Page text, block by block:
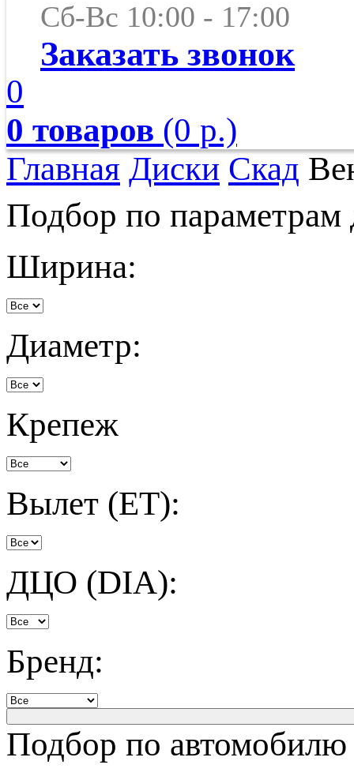
Сб-Вс 10:00 - 17:00
Заказать звонок
0
0 товаров (0 р.)
Главная Диски Скад
Подбор по параметрам
Ширина:
Диаметр:
Крепеж
Вылет (ET):
ДЦО (DIA):
Бренд:
Подбор по автомобилю